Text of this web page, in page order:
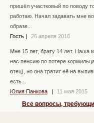
пришёл участковый по поводу
работаю. Начал задавать мне
образе...
Гость
26 апреля 2018
Мне 15 лет, брату 14 лет. Наша
нас пенсию по потере
отец), но она тратит её на
есть...
Юлия Панкова
11 мая 2015
Все вопросы,